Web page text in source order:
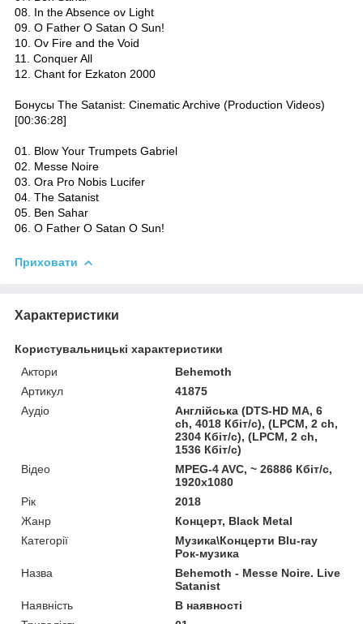
08. In the Absence ov Light
09. O Father O Satan O Sun!
10. Ov Fire and the Void
11. Conquer All
12. Chant for Ezkaton 2000
Бонусы The Satanist: Cinematic Archive (Production Videos)
[00:36:28]
01. Blow Your Trumpets Gabriel
02. Messe Noire
03. Ora Pro Nobis Lucifer
04. The Satanist
05. Ben Sahar
06. O Father O Satan O Sun!
Приховати
Характеристики
Користувальницькі характеристики
Актори
Behemoth
Артикул
41875
Аудіо
Англійська (DTS-HD MA, 6
ch, 4018 Кбіт/с), (LPCM, 2 ch,
2304 Кбіт/с), (LPCM, 2 ch,
1536 Кбіт/с)
Відео
MPEG-4 AVC, ~ 26886 Кбіт/с,
1920x1080
Рік
2018
Жанр
Концерт, Black Metal
Категорії
Музика\Концерти Blu-ray
Рок-музика
Назва
Behemoth - Messe Noire. Live
Satanist
Наявність
В наявності